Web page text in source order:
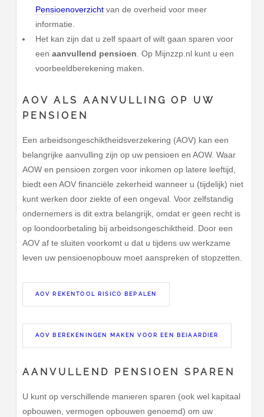
Pensioenoverzichtvan de overheid voor meer
informatie.
Het kan zijn dat u zelf spaart of wilt gaan sparen voor
een aanvullend pensioen. Op Mijnzzp.nl kunt u een
voorbeeldberekening maken.
AOV ALS AANVULLING OP UW
PENSIOEN
Een arbeidsongeschiktheidsverzekering (AOV) kan een
belangrijke aanvulling zijn op uw pensioen en AOW. Waar
AOW en pensioen zorgen voor inkomen op latere leeftijd,
biedt een AOV financiële zekerheid wanneer u (tijdelijk) niet
kunt werken door ziekte of een ongeval. Voor zelfstandig
ondernemers is dit extra belangrijk, omdat er geen recht is
op loondoorbetaling bij arbeidsongeschiktheid. Door een
AOV af te sluiten voorkomt u dat u tijdens uw werkzame
leven uw pensioenopbouw moet aanspreken of stopzetten.
AOV REKENTOOL RISICO BEPALEN
AOV BEREKENINGEN MAKEN VOOR EEN BEIAARDIER
AANVULLEND PENSIOEN SPAREN
U kunt op verschillende manieren sparen (ook wel kapitaal
opbouwen, vermogen opbouwen genoemd) om uw